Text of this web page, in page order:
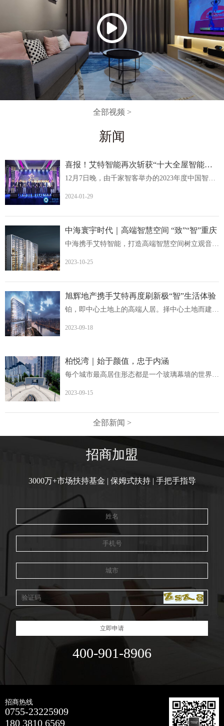
全部视频 >
新闻
喜报！艾特智能再次斩获“十大全屋智能家居品牌
2024-01-29
中海寰宇时代｜高端智慧空间 “致”“智”重庆
2023-10-25
旭辉地产携手艾特再度刷新极“智”生活体验
2023-09-18
柏悦湾｜始于颜值，忠于内涵
2023-09-15
全部新闻 >
招商加盟
3000万+市场扶持基金 | 保姆式扶持 | 手把手指导
立即申请
400-901-8906
招商热线
0755-23225909
180 3810 6569